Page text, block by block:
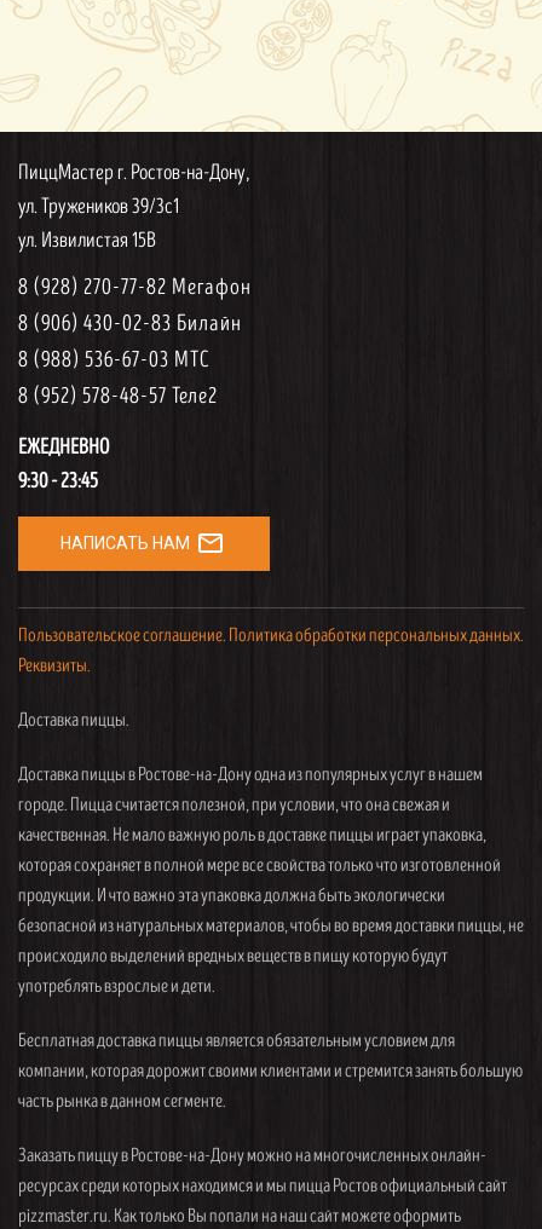
ПиццМастер г. Ростов-на-Дону,
ул. Тружеников 39/3с1
ул. Извилистая 15В
8 (928) 270-77-82 Мегафон
8 (906) 430-02-83 Билайн
8 (988) 536-67-03 МТС
8 (952) 578-48-57 Теле2
ЕЖЕДНЕВНО
9:30 - 23:45
НАПИСАТЬ НАМ mail_outline
Пользовательское соглашение. Политика обработки персональных данных.
Реквизиты.
Доставка пиццы.
Доставка пиццы в Ростове-на-Дону одна из популярных услуг в нашем
городе. Пицца считается полезной, при условии, что она свежая и
качественная. Не мало важную роль в доставке пиццы играет упаковка,
которая сохраняет в полной мере все свойства только что изготовленной
продукции. И что важно эта упаковка должна быть экологически
безопасной из натуральных материалов, чтобы во время доставки пиццы, не
происходило выделений вредных веществ в пищу которую будут
употреблять взрослые и дети.
Бесплатная доставка пиццы является обязательным условием для
компании, которая дорожит своими клиентами и стремится занять большую
часть рынка в данном сегменте.
Заказать пиццу в Ростове-на-Дону можно на многочисленных онлайн-
ресурсах среди которых находимся и мы пицца Ростов официальный сайт
pizzmaster.ru. Как только Вы попали на наш сайт можете оформить